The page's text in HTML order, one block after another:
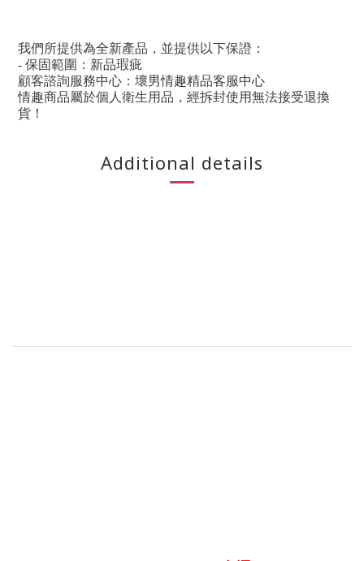
我們所提供為全新產品，並提供以下保證：
- 保固範圍：新品瑕疵
顧客諮詢服務中心：壞男情趣精品客服中心
情趣商品屬於個人衛生用品，經拆封使用無法接受退換
貨！
Additional details